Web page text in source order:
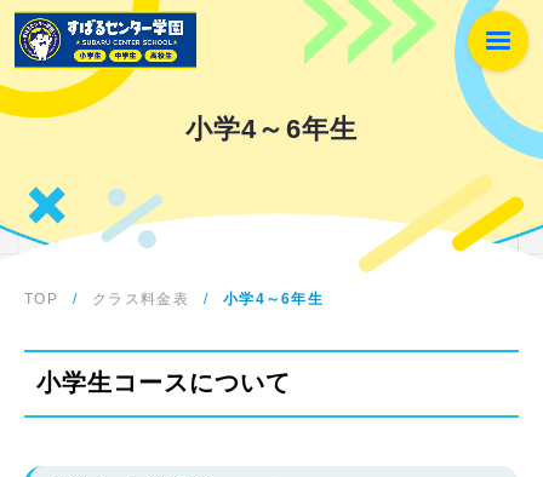
小学4～6年生
TOP / クラス料金表 / 小学4～6年生
小学生コースについて